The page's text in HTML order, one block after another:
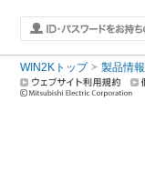
WIN2Kトップ 製品情報